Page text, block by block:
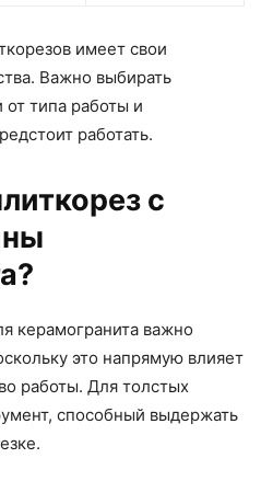
имеет свои
Важно выбирать
от типа работы и
работать.
с
керамогранита важно
это напрямую влияет
работы. Для толстых
способный выдержать